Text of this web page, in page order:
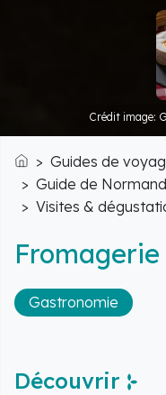
Crédit image:
Accueil
Guides de
Guide de
Visites &
Gastronomie
Découvrir